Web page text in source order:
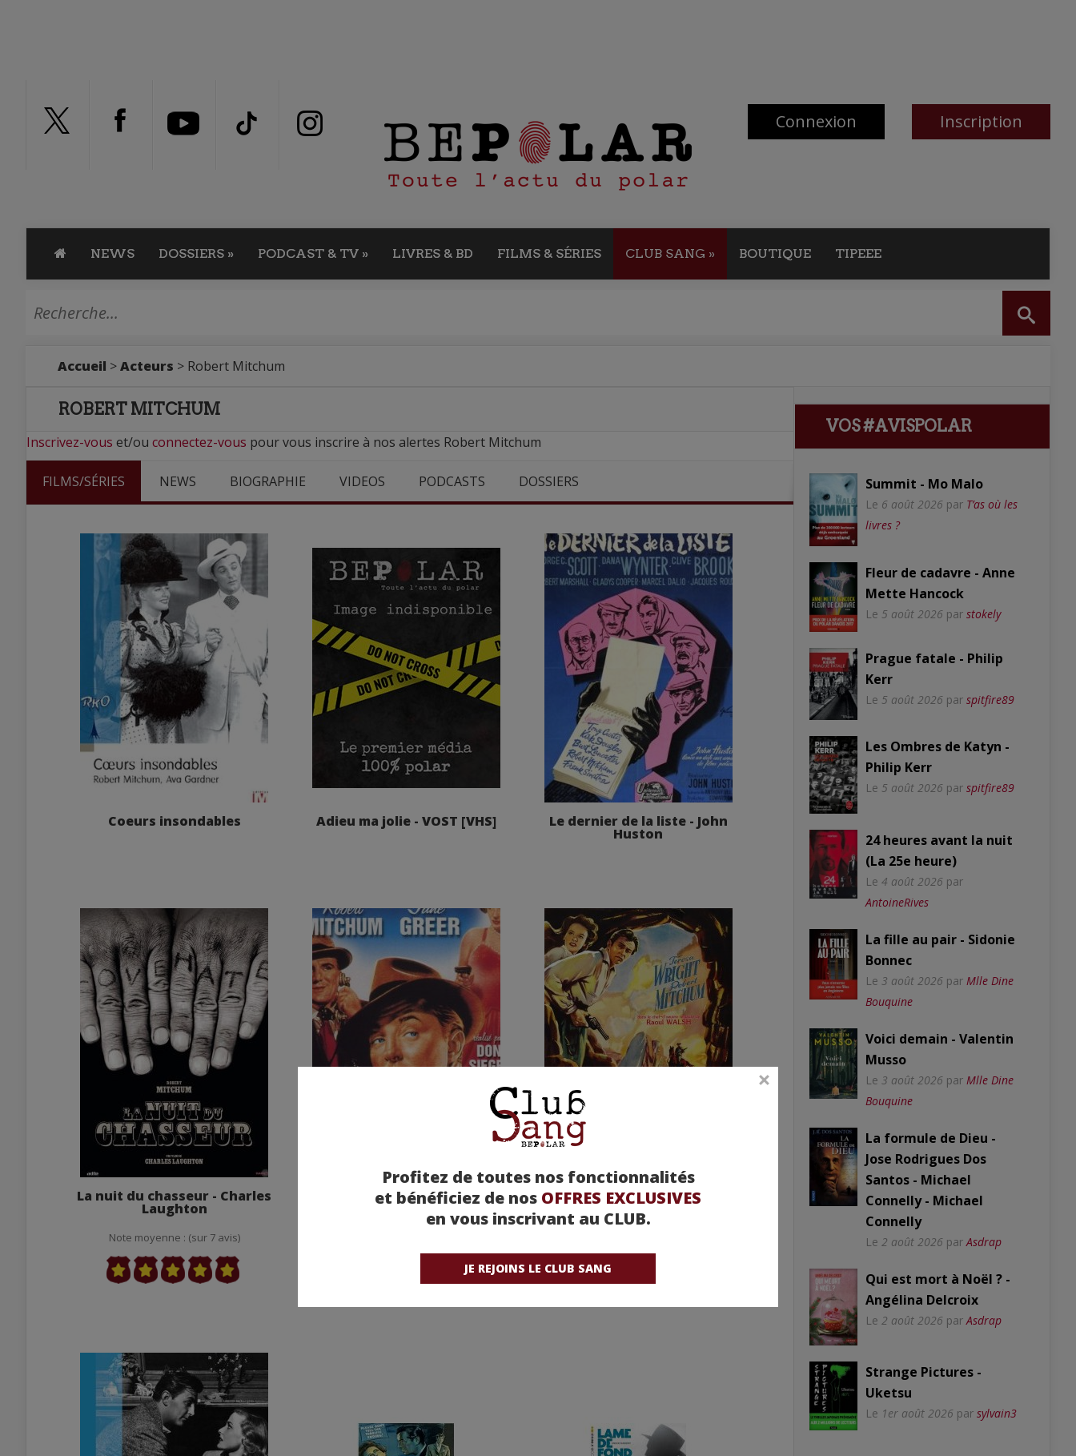
Connexion Inscription
NEWS DOSSIERS » PODCAST & TV » LIVRES & BD FILMS & SÉRIES CLUB SANG » BOUTIQUE TIPEEE
Profitez de toutes nos fonctionnalités
et bénéficiez de nos OFFRES EXCLUSIVES
en vous inscrivant au CLUB.
JE REJOINS LE CLUB SANG
Accueil >Acteurs > Robert Mitchum
ROBERT MITCHUM
Inscrivez-vous et/ou connectez-vous pour vous inscrire à nos alertes Robert Mitchum
FILMS/SÉRIES NEWS BIOGRAPHIE VIDEOS PODCASTS DOSSIERS
Coeurs insondables Adieu ma jolie - VOST [VHS] Le dernier de la liste - John
Huston
La nuit du chasseur - Charles
Laughton
Note moyenne : (sur 7 avis)
Ça commence à Vera Cruz
(La grande bagarre) - Don
Siegel
Note moyenne : (sur 1 avis)
La Vallée de la Peur
Note moyenne : (sur 1 avis)
VOS #AVISPOLAR
Summit - Mo Malo
Le 6 août 2026 par T’as où les
livres ?
Fleur de cadavre - Anne
Mette Hancock
Le 5 août 2026 par stokely
Prague fatale - Philip
Kerr
Le 5 août 2026 par spitfire89
Les Ombres de Katyn -
Philip Kerr
Le 5 août 2026 par spitfire89
24 heures avant la nuit
(La 25e heure)
Le 4 août 2026 par
AntoineRives
La fille au pair - Sidonie
Bonnec
Le 3 août 2026 par Mlle Dine
Bouquine
Voici demain - Valentin
Musso
Le 3 août 2026 par Mlle Dine
Bouquine
La formule de Dieu -
Jose Rodrigues Dos
Santos - Michael
Connelly - Michael
Connelly
Le 2 août 2026 par Asdrap
Qui est mort à Noël ? -
Angélina Delcroix
Le 2 août 2026 par Asdrap
Strange Pictures -
Uketsu
Le 1er août 2026 par sylvain3